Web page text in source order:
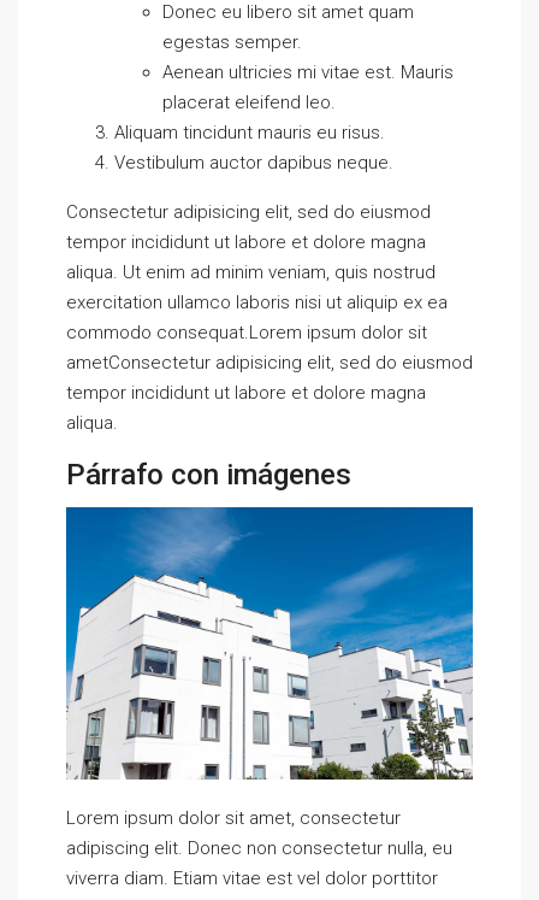
Donec eu libero sit amet quam
egestas semper.
Aenean ultricies mi vitae est. Mauris
placerat eleifend leo.
Aliquam tincidunt mauris eu risus.
Vestibulum auctor dapibus neque.
Consectetur adipisicing elit, sed do eiusmod
tempor incididunt ut labore et dolore magna
aliqua. Ut enim ad minim veniam, quis nostrud
exercitation ullamco laboris nisi ut aliquip ex ea
commodo consequat.Lorem ipsum dolor sit
ametConsectetur adipisicing elit, sed do eiusmod
tempor incididunt ut labore et dolore magna
aliqua.
Párrafo con imágenes
Lorem ipsum dolor sit amet, consectetur
adipiscing elit. Donec non consectetur nulla, eu
viverra diam. Etiam vitae est vel dolor porttitor